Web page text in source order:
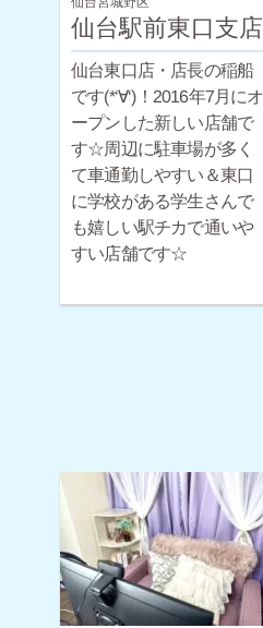
仙台駅前東口支店
仙台東口店・店長の稲船
です(*‘∀‘)！2016年7月にオ
ープンした新しい店舗で
す☆周辺に駐車場が多く
て車通勤しやすい＆東口
に学校がある学生さんで
も嬉しい駅チカで通いや
すい店舗です☆